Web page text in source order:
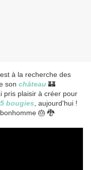
à la recherche des
son château 🏰
pris plaisir à créer pour
5 bougies , aujourd'hui !
🎂 🐉